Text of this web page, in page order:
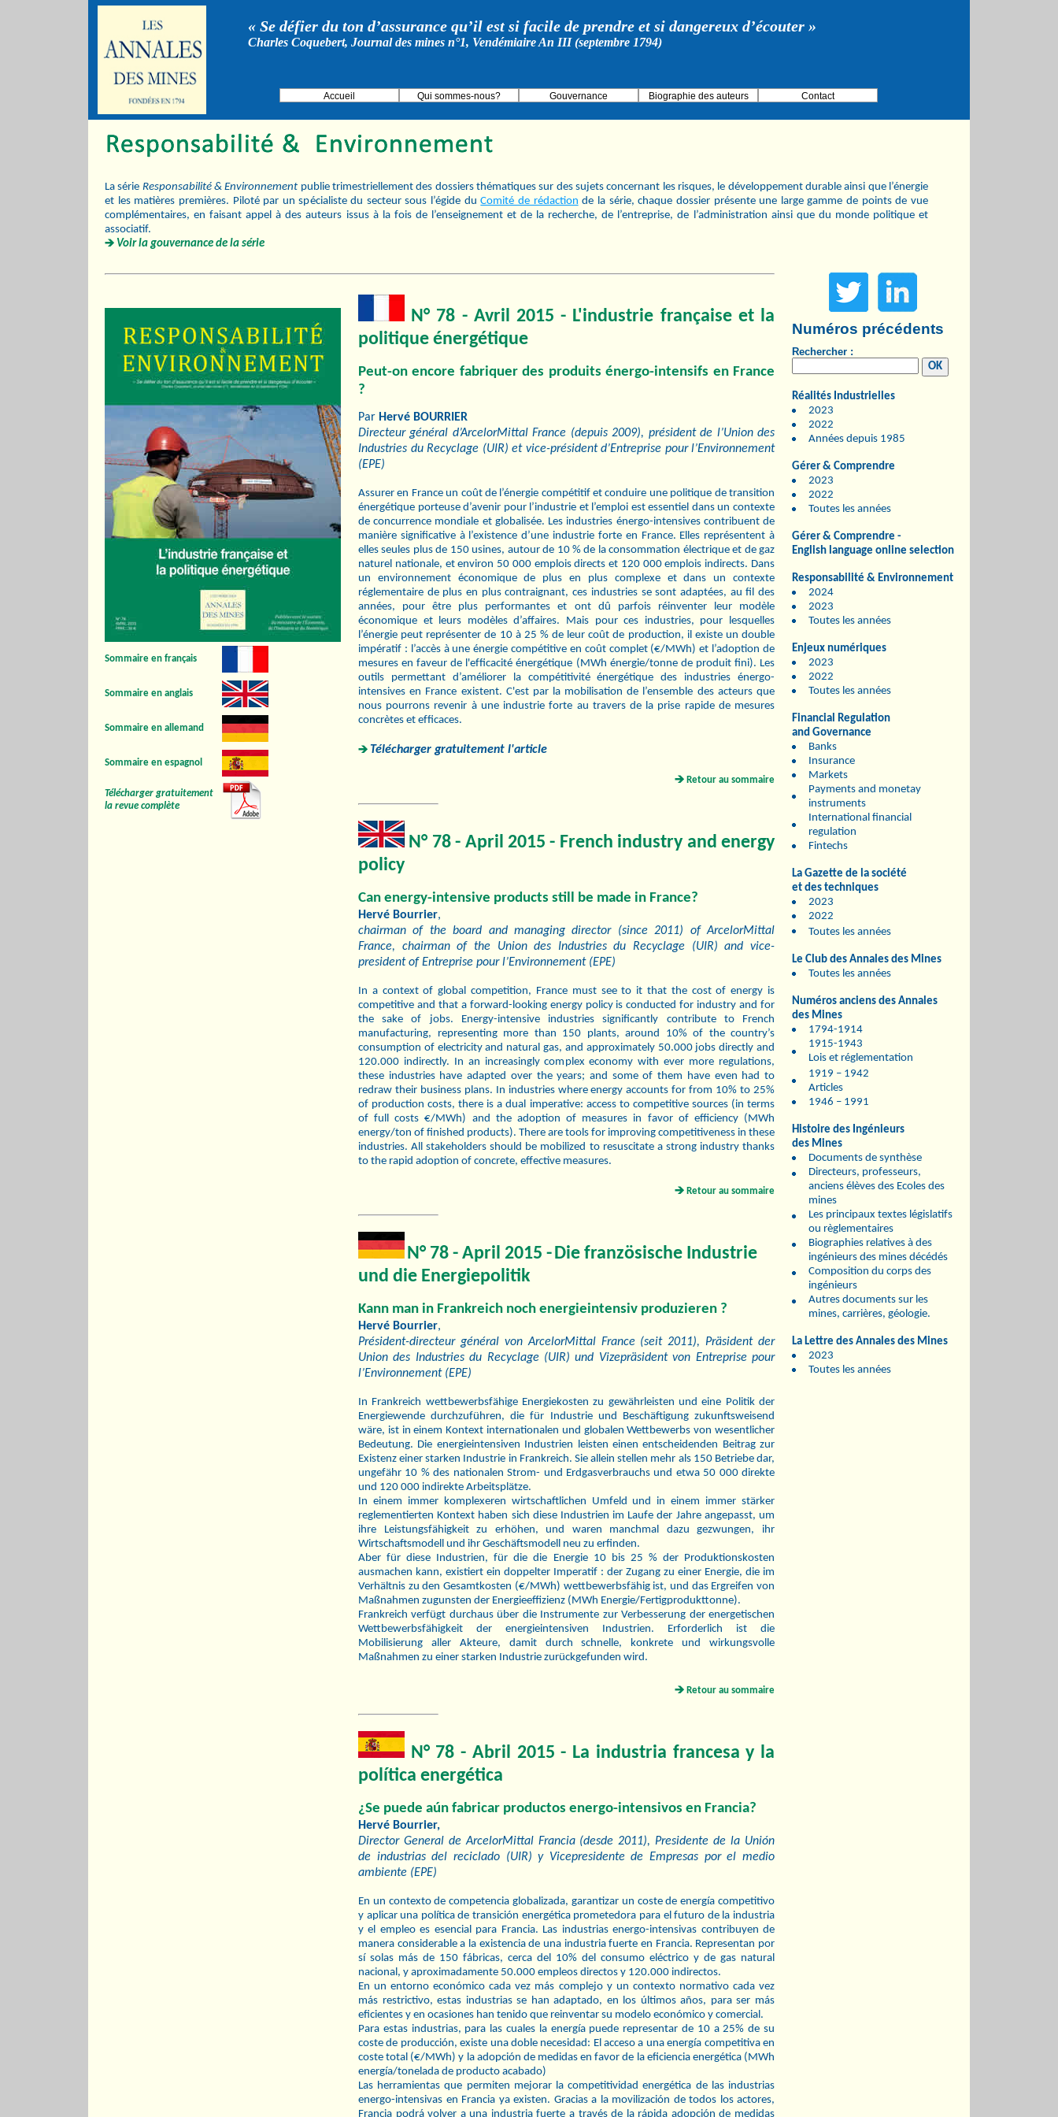
« Se défier du ton d’assurance qu’il est si facile de prendre et si dangereux d’écouter »
Charles Coquebert, Journal des mines n°1, Vendémiaire An III (septembre 1794)
Accueil Qui sommes-nous? Gouvernance Biographie des auteurs Contact
La série Responsabilité & Environnement publie trimestriellement des dossiers thématiques sur des sujets concernant les risques, le développement durable ainsi que l’énergie
et les matières premières. Piloté par un spécialiste du secteur sous l’égide duComité de rédaction de la série, chaque dossier présente une large gamme de points de vue
complémentaires, en faisant appel à des auteurs issus à la fois de l’enseignement et de la recherche, de l’entreprise, de l’administration ainsi que du monde politique et
associatif.
Voir la gouvernance de la série
Numéros précédents
Rechercher :
Réalités Industrielles
2023
2022
Années depuis 1985
Gérer & Comprendre
2023
2022
Toutes les années
Gérer & Comprendre -
English language online selection
Responsabilité & Environnement
2024
2023
Toutes les années
Enjeux numériques
2023
2022
Toutes les années
Financial Regulation
and Governance
Banks
Insurance
Markets
Payments and monetay
instruments
International financial
regulation
Fintechs
La Gazette de la société
et des techniques
2023
2022
Toutes les années
Le Club des Annales des Mines
Toutes les années
Numéros anciens des Annales
des Mines
1794-1914
1915-1943
Lois et réglementation
1919 – 1942
Articles
1946 – 1991
Histoire des Ingénieurs
des Mines
Documents de synthèse
Directeurs, professeurs,
anciens élèves des Ecoles des
mines
Les principaux textes législatifs
ou règlementaires
Biographies relatives à des
ingénieurs des mines décédés
Composition du corps des
ingénieurs
Autres documents sur les
mines, carrières, géologie.
La Lettre des Annales des Mines
2023
Toutes les années
Sommaire en français
Sommaire en anglais
Sommaire en allemand
Sommaire en espagnol
Télécharger gratuitement
la revue complète
N° 78 - Avril 2015 - L'industrie française et la
politique énergétique
Peut-on encore fabriquer des produits énergo-intensifs en France
?
Par Hervé BOURRIER
Directeur général d’ArcelorMittal France (depuis 2009), président de l’Union des
Industries du Recyclage (UIR) et vice-président d’Entreprise pour l’Environnement
(EPE)
Assurer en France un coût de l’énergie compétitif et conduire une politique de transition
énergétique porteuse d’avenir pour l’industrie et l’emploi est essentiel dans un contexte
de concurrence mondiale et globalisée. Les industries énergo-intensives contribuent de
manière signiﬁcative à l’existence d’une industrie forte en France. Elles représentent à
elles seules plus de 150 usines, autour de 10 % de la consommation électrique et de gaz
naturel nationale, et environ 50 000 emplois directs et 120 000 emplois indirects. Dans
un environnement économique de plus en plus complexe et dans un contexte
réglementaire de plus en plus contraignant, ces industries se sont adaptées, au ﬁl des
années, pour être plus performantes et ont dû parfois réinventer leur modèle
économique et leurs modèles d’affaires. Mais pour ces industries, pour lesquelles
l’énergie peut représenter de 10 à 25 % de leur coût de production, il existe un double
impératif : l’accès à une énergie compétitive en coût complet (€/MWh) et l’adoption de
mesures en faveur de l'efﬁcacité énergétique (MWh énergie/tonne de produit ﬁni). Les
outils permettant d’améliorer la compétitivité énergétique des industries énergo-
intensives en France existent. C'est par la mobilisation de l’ensemble des acteurs que
nous pourrons revenir à une industrie forte au travers de la prise rapide de mesures
concrètes et efﬁcaces.
Télécharger gratuitement l'article
Retour au sommaire
N° 78 - April 2015 - French industry and energy
policy
Can energy-intensive products still be made in France?
Hervé Bourrier,
chairman of the board and managing director (since 2011) of ArcelorMittal
France, chairman of the Union des Industries du Recyclage (UIR) and vice-
president of Entreprise pour l’Environnement (EPE)
In a context of global competition, France must see to it that the cost of energy is
competitive and that a forward-looking energy policy is conducted for industry and for
the sake of jobs. Energy-intensive industries significantly contribute to French
manufacturing, representing more than 150 plants, around 10% of the country’s
consumption of electricity and natural gas, and approximately 50.000 jobs directly and
120.000 indirectly. In an increasingly complex economy with ever more regulations,
these industries have adapted over the years; and some of them have even had to
redraw their business plans. In industries where energy accounts for from 10% to 25%
of production costs, there is a dual imperative: access to competitive sources (in terms
of full costs €/MWh) and the adoption of measures in favor of efficiency (MWh
energy/ton of finished products). There are tools for improving competitiveness in these
industries. All stakeholders should be mobilized to resuscitate a strong industry thanks
to the rapid adoption of concrete, effective measures.
Retour au sommaire
N° 78 - April 2015 - Die französische Industrie
und die Energiepolitik
Kann man in Frankreich noch energieintensiv produzieren ?
Hervé Bourrier,
Président-directeur général von ArcelorMittal France (seit 2011), Präsident der
Union des Industries du Recyclage (UIR) und Vizepräsident von Entreprise pour
l’Environnement (EPE)
In Frankreich wettbewerbsfähige Energiekosten zu gewährleisten und eine Politik der
Energiewende durchzuführen, die für Industrie und Beschäftigung zukunftsweisend
wäre, ist in einem Kontext internationalen und globalen Wettbewerbs von wesentlicher
Bedeutung. Die energieintensiven Industrien leisten einen entscheidenden Beitrag zur
Existenz einer starken Industrie in Frankreich. Sie allein stellen mehr als 150 Betriebe dar,
ungefähr 10 % des nationalen Strom- und Erdgasverbrauchs und etwa 50 000 direkte
und 120 000 indirekte Arbeitsplätze.
In einem immer komplexeren wirtschaftlichen Umfeld und in einem immer stärker
reglementierten Kontext haben sich diese Industrien im Laufe der Jahre angepasst, um
ihre Leistungsfähigkeit zu erhöhen, und waren manchmal dazu gezwungen, ihr
Wirtschaftsmodell und ihr Geschäftsmodell neu zu erfinden.
Aber für diese Industrien, für die die Energie 10 bis 25 % der Produktionskosten
ausmachen kann, existiert ein doppelter Imperatif : der Zugang zu einer Energie, die im
Verhältnis zu den Gesamtkosten (€/MWh) wettbewerbsfähig ist, und das Ergreifen von
Maßnahmen zugunsten der Energieeffizienz (MWh Energie/Fertigprodukttonne).
Frankreich verfügt durchaus über die Instrumente zur Verbesserung der energetischen
Wettbewerbsfähigkeit der energieintensiven Industrien. Erforderlich ist die
Mobilisierung aller Akteure, damit durch schnelle, konkrete und wirkungsvolle
Maßnahmen zu einer starken Industrie zurückgefunden wird.
Retour au sommaire
N° 78 - Abril 2015 - La industria francesa y la
política energética
¿Se puede aún fabricar productos energo-intensivos en Francia?
Hervé Bourrier,
Director General de ArcelorMittal Francia (desde 2011), Presidente de la Unión
de industrias del reciclado (UIR) y Vicepresidente de Empresas por el medio
ambiente (EPE)
En un contexto de competencia globalizada, garantizar un coste de energía competitivo
y aplicar una política de transición energética prometedora para el futuro de la industria
y el empleo es esencial para Francia. Las industrias energo-intensivas contribuyen de
manera considerable a la existencia de una industria fuerte en Francia. Representan por
sí solas más de 150 fábricas, cerca del 10% del consumo eléctrico y de gas natural
nacional, y aproximadamente 50.000 empleos directos y 120.000 indirectos.
En un entorno económico cada vez más complejo y un contexto normativo cada vez
más restrictivo, estas industrias se han adaptado, en los últimos años, para ser más
eficientes y en ocasiones han tenido que reinventar su modelo económico y comercial.
Para estas industrias, para las cuales la energía puede representar de 10 a 25% de su
coste de producción, existe una doble necesidad: El acceso a una energía competitiva en
coste total (€/MWh) y la adopción de medidas en favor de la eficiencia energética (MWh
energía/tonelada de producto acabado)
Las herramientas que permiten mejorar la competitividad energética de las industrias
energo-intensivas en Francia ya existen. Gracias a la movilización de todos los actores,
Francia podrá volver a una industria fuerte a través de la rápida adopción de medidas